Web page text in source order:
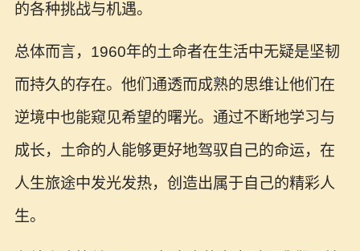
的各种挑战与机遇。
总体而言，1960年的土命者在生活中无疑是坚韧
而持久的存在。他们通透而成熟的思维让他们在
逆境中也能窥见希望的曙光。通过不断地学习与
成长，土命的人能够更好地驾驭自己的命运，在
人生旅途中发光发热，创造出属于自己的精彩人
生。